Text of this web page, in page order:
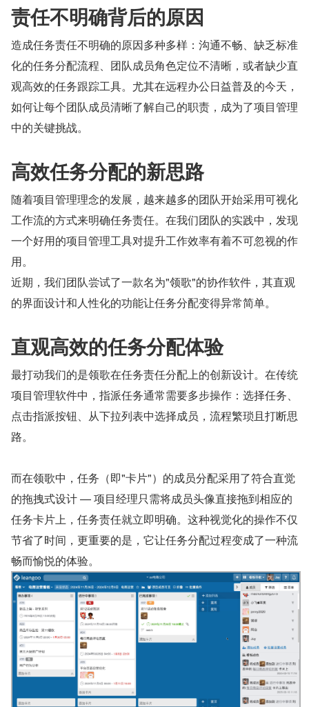
责任不明确背后的原因
造成任务责任不明确的原因多种多样：沟通不畅、缺乏标准
化的任务分配流程、团队成员角色定位不清晰，或者缺少直
观高效的任务跟踪工具。尤其在远程办公日益普及的今天，
如何让每个团队成员清晰了解自己的职责，成为了项目管理
中的关键挑战。
高效任务分配的新思路
随着项目管理理念的发展，越来越多的团队开始采用可视化
工作流的方式来明确任务责任。在我们团队的实践中，发现
一个好用的项目管理工具对提升工作效率有着不可忽视的作
用。
近期，我们团队尝试了一款名为"领歌"的协作软件，其直观
的界面设计和人性化的功能让任务分配变得异常简单。
直观高效的任务分配体验
最打动我们的是领歌在任务责任分配上的创新设计。在传统
项目管理软件中，指派任务通常需要多步操作：选择任务、
点击指派按钮、从下拉列表中选择成员，流程繁琐且打断思
路。
而在领歌中，任务（即"卡片"）的成员分配采用了符合直觉
的拖拽式设计 — 项目经理只需将成员头像直接拖到相应的
任务卡片上，任务责任就立即明确。这种视觉化的操作不仅
节省了时间，更重要的是，它让任务分配过程变成了一种流
畅而愉悦的体验。